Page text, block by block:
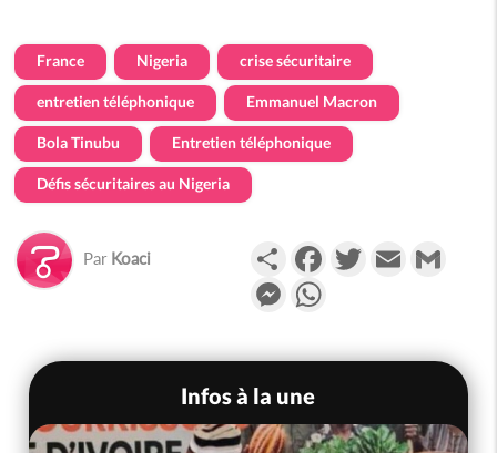
France Nigeria crise sécuritaire
entretien téléphonique Emmanuel Macron
Bola Tinubu Entretien téléphonique
Défis sécuritaires au Nigeria
Par Koaci PartagerFacebookTwitterEmail
Messenger
Infos à la une